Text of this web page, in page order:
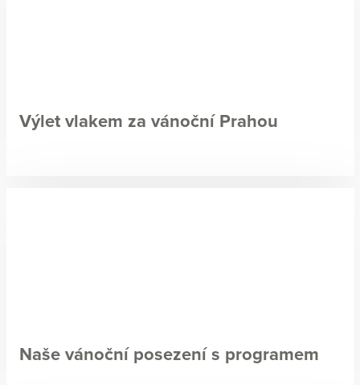
Výlet vlakem za vánoční Prahou
Naše vánoční posezení s programem